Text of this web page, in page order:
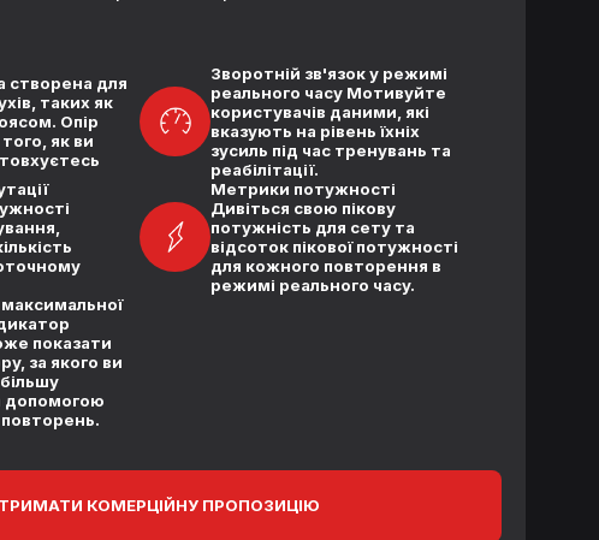
створена для
таких як
Опір
як ви
Зворотній зв'язок у режимі
реального часу Мотивуйте
користувачів даними, які
вказують на рівень їхніх
зусиль під час тренувань та
реабілітації.
Метрики потужності
Дивіться свою пікову
потужність для сету та
відсоток пікової потужності
для кожного повторення в
режимі реального часу.
показати
за якого ви
допомогою
КОМЕРЦІЙНУ ПРОПОЗИЦІЮ